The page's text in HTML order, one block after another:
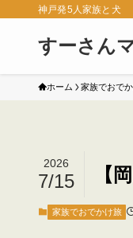
神戸発5人家族と犬
すーさん
ホーム 家族でおで
【
2026
7/15
家族でおでかけ旅